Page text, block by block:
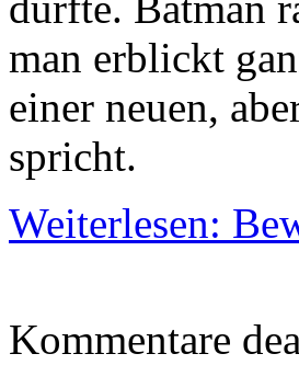
man erblickt
einer neuen,
spricht.
Weiterlesen:
Kommentare